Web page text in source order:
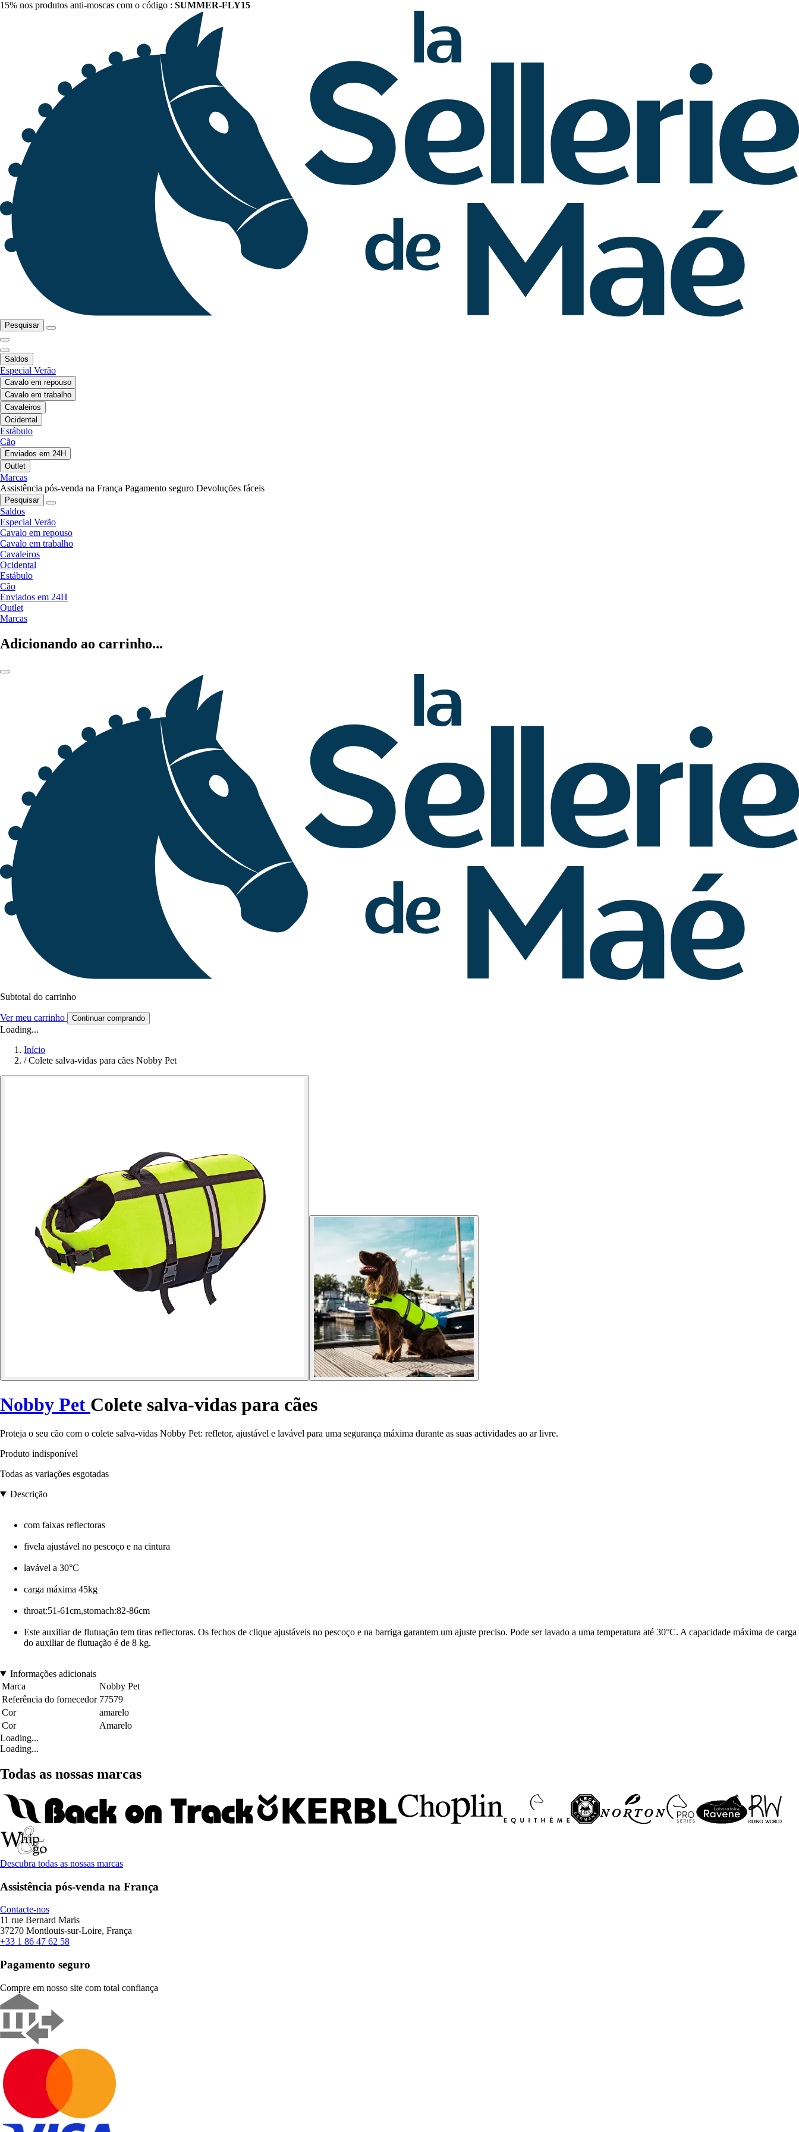
15% nos produtos anti-moscas com o código : SUMMER-FLY15
Pesquisar
Saldos
Especial Verão
Cavalo em repouso
Cavalo em trabalho
Cavaleiros
Ocidental
Estábulo
Cão
Enviados em 24H
Outlet
Marcas
Assistência pós-venda na França Pagamento seguro Devoluções fáceis
Pesquisar
Saldos
Especial Verão
Cavalo em repouso
Cavalo em trabalho
Cavaleiros
Ocidental
Estábulo
Cão
Enviados em 24H
Outlet
Marcas
Adicionando ao carrinho...
Subtotal do carrinho
Ver meu carrinho Continuar comprando
Loading...
Início
/ Colete salva-vidas para cães Nobby Pet
Nobby Pet Colete salva-vidas para cães
Proteja o seu cão com o colete salva-vidas Nobby Pet: refletor, ajustável e lavável para uma segurança máxima durante as suas actividades ao ar livre.
Produto indisponível
Todas as variações esgotadas
Descrição
com faixas reflectoras
fivela ajustável no pescoço e na cintura
lavável a 30°C
carga máxima 45kg
throat:51-61cm,stomach:82-86cm
Este auxiliar de flutuação tem tiras reflectoras. Os fechos de clique ajustáveis no pescoço e na barriga garantem um ajuste preciso. Pode ser lavado a uma temperatura até 30°C. A capacidade máxima de carga
do auxiliar de flutuação é de 8 kg.
Informações adicionais
Marca
Nobby Pet
Referência do fornecedor 77579
Cor
amarelo
Cor
Amarelo
Loading...
Loading...
Todas as nossas marcas
Descubra todas as nossas marcas
Assistência pós-venda na França
Contacte-nos
11 rue Bernard Maris
37270 Montlouis-sur-Loire, França
+33 1 86 47 62 58
Pagamento seguro
Compre em nosso site com total confiança